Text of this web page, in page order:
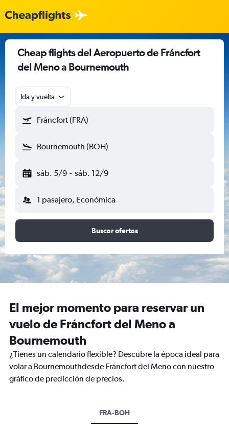
Cheap flights del Aeropuerto de Fráncfort
del Meno a Bournemouth
Ida y vuelta
Fráncfort (FRA)
Bournemouth (BOH)
sáb. 5/9 - sáb. 12/9
1 pasajero, Económica
Buscar ofertas
El mejor momento para reservar un
vuelo de Fráncfort del Meno a
Bournemouth
¿Tienes un calendario flexible? Descubre la época ideal para
volar a Bournemouthdesde Fráncfort del Meno con nuestro
gráfico de predicción de precios.
FRA-BOH